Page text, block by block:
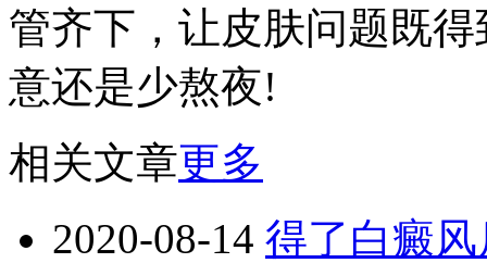
管齐下，让皮肤问题既
意还是少熬夜!
相关文章更多
2020-08-14 得了白癜